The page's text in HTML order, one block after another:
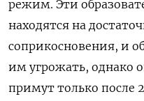
режим. Эти
находятся на
соприкосновения, и
им угрожать, однако
примут только после